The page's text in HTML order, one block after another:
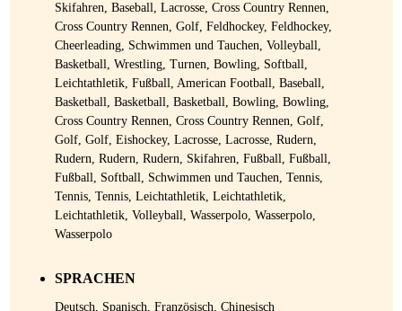
Skifahren, Baseball, Lacrosse, Cross Country Rennen,
Cross Country Rennen, Golf, Feldhockey, Feldhockey,
Cheerleading, Schwimmen und Tauchen, Volleyball,
Basketball, Wrestling, Turnen, Bowling, Softball,
Leichtathletik, Fußball, American Football, Baseball,
Basketball, Basketball, Basketball, Bowling, Bowling,
Cross Country Rennen, Cross Country Rennen, Golf,
Golf, Golf, Eishockey, Lacrosse, Lacrosse, Rudern,
Rudern, Rudern, Rudern, Skifahren, Fußball, Fußball,
Fußball, Softball, Schwimmen und Tauchen, Tennis,
Tennis, Tennis, Leichtathletik, Leichtathletik,
Leichtathletik, Volleyball, Wasserpolo, Wasserpolo,
Wasserpolo
SPRACHEN
Deutsch, Spanisch, Französisch, Chinesisch